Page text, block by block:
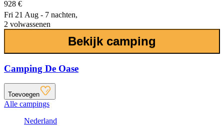
928 €
Fri 21 Aug - 7 nachten,
2 volwassenen
Bekijk camping
Camping De Oase
Toevoegen
Alle campings
Nederland